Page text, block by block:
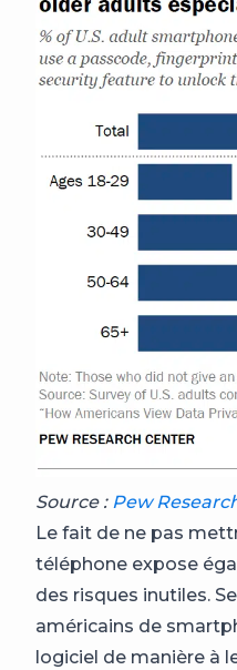
Source : Pew
Le fait de ne pas
téléphone expose
des risques inutiles.
américains de
logiciel de manière à